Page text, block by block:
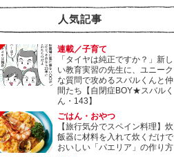
人気記事
連載／子育て
「タイヤは純正ですか？」新し
い教育実習の先生に、ユニーク
な質問で攻めるスバルくんと仲
間たち【自閉症BOY★スバルく
ん・143】
ごはん・おやつ
【旅行気分でスペイン料理】炊
飯器に材料を入れて炊くだけで
おいしい「パエリア」の作り方